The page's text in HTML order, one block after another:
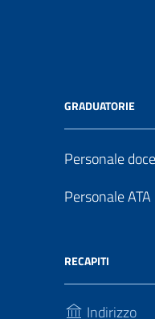
GRADUATORIE
Personale
Personale ATA
RECAPITI
Indirizzo